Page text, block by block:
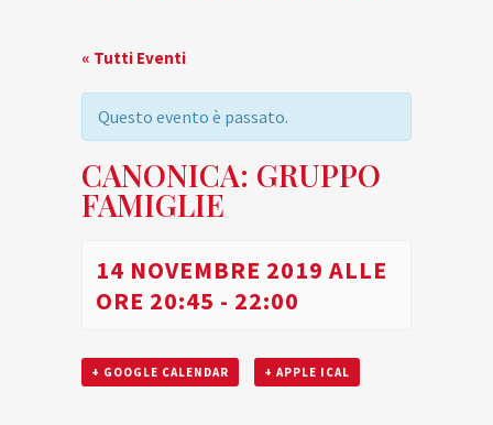
« Tutti Eventi
Questo evento è passato.
CANONICA: GRUPPO
FAMIGLIE
14 NOVEMBRE 2019 ALLE
ORE 20:45 - 22:00
+ GOOGLE CALENDAR + APPLE ICAL